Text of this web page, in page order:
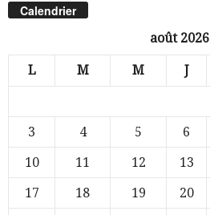
Calendrier
août 2026
L M M J
3
4 5 6
10
11 12 13
17
18 19 20